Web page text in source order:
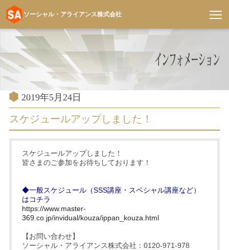
テ
ン
ソーシャル・アライアンス株式会社
投
稿
2019年5月24日
スケジュールアップしました！
スケジュールアップしました！
皆さまのご参加をお待ちしております！
◆一般スケジュール（SSS講座・スペシャル講座など）
はコチラ
https://www.master-
369.co.jp/invidual/kouza/ippan_kouza.html
【お問い合わせ】
ソーシャル・アライアンス株式会社：0120-971-978